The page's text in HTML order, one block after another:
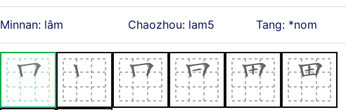
Minnan: lâm Chaozhou: lam5 Tang: *nom